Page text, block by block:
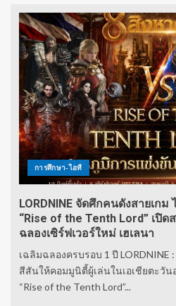
การศึกษา-ไอที
LORDNINE จัดศึกคนดังสายเก
“Rise of the Tenth Lord” เปิ
ฉลองเซิร์ฟเวอร์ใหม่ เฮเลนา
เฉลิมฉลองครบรอบ 1 ปี LORDNINE
สีสันให้คอมมูนิตี้ผู้เล่นในเอเชียตะวัน
“Rise of the Tenth Lord”...